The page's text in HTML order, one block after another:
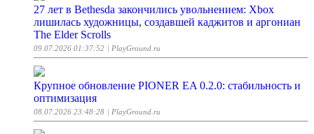
27 лет в Bethesda закончились увольнением: Xbox
лишилась художницы, создавшей каджитов и аргониан
The Elder Scrolls
09.07.2026 01:37:52 | PlayGround.ru
Крупное обновление PIONER EA 0.2.0: стабильность и
оптимизация
08.07.2026 23:48:28 | PlayGround.ru